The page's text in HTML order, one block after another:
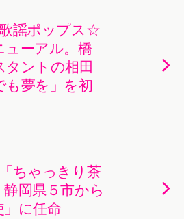
謡ポップス☆
ューアル。橋
ントの相田
夢を」を初
ちゃっきり茶
岡県５市から
」に任命